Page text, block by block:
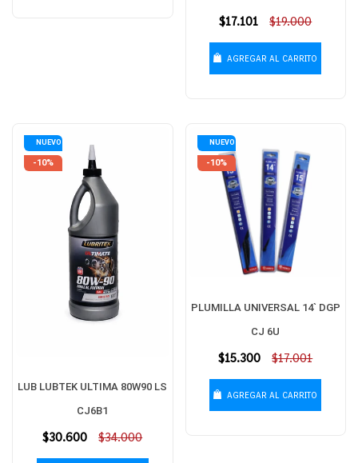
Precio
$17.101 $19.000
AGREGAR AL CARRITO
NUEVO
-10%
LUB LUBTEK ULTIMA 80W90 LS
CJ6B1
Precio
$30.600 $34.000
NUEVO
-10%
PLUMILLA UNIVERSAL 14` DGP
CJ 6U
Precio
$15.300 $17.001
AGREGAR AL CARRITO